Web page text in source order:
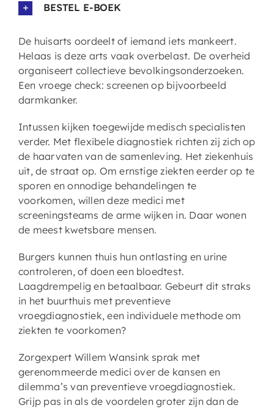
BESTEL E-BOEK
De huisarts oordeelt of iemand iets mankeert.
Helaas is deze arts vaak overbelast. De overheid
organiseert collectieve bevolkingsonderzoeken.
Een vroege check: screenen op bijvoorbeeld
darmkanker.
Intussen kijken toegewijde medisch specialisten
verder. Met flexibele diagnostiek richten zij zich op
de haarvaten van de samenleving. Het ziekenhuis
uit, de straat op. Om ernstige ziekten eerder op te
sporen en onnodige behandelingen te
voorkomen, willen deze medici met
screeningsteams de arme wijken in. Daar wonen
de meest kwetsbare mensen.
Burgers kunnen thuis hun ontlasting en urine
controleren, of doen een bloedtest.
Laagdrempelig en betaalbaar. Gebeurt dit straks
in het buurthuis met preventieve
vroegdiagnostiek, een individuele methode om
ziekten te voorkomen?
Zorgexpert Willem Wansink sprak met
gerenommeerde medici over de kansen en
dilemma’s van preventieve vroegdiagnostiek.
Grijp pas in als de voordelen groter zijn dan de